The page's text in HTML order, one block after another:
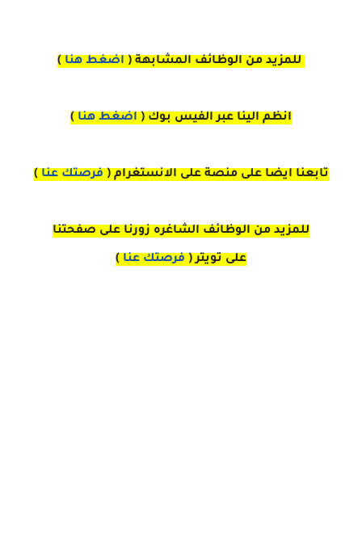
للمزيد من الوظائف المشابهة ( اضغط هنا )
انظم الينا عبر الفيس بوك ( اضغط هنا )
تابعنا ايضا على منصة على الانستغرام ( فرصتك عنا )
للمزيد من الوظائف الشاغره زورنا على صفحتنا
على تويتر( فرصتك عنا )